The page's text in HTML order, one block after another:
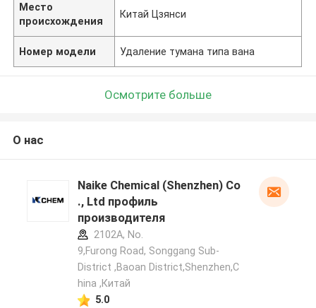
Место
происхождения
Китай Цзянси
Номер модели Удаление тумана типа вана
Осмотрите больше
О нас
Naike Chemical (Shenzhen) Co
., Ltd профиль
производителя
2102A, No.
9,Furong Road, Songgang Sub-
District ,Baoan District,Shenzhen,C
hina ,Китай
5.0